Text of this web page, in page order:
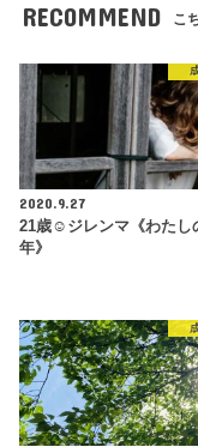
RECOMMEND こ
2020.9.27
21歳☺︎ジレンマ《わたし
年》